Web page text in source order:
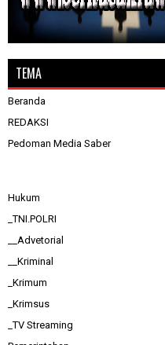
TEMA
Beranda
REDAKSI
Pedoman Media Saber
Hukum
_TNI.POLRI
__Advetorial
__Kriminal
_Krimum
_Krimsus
_TV Streaming